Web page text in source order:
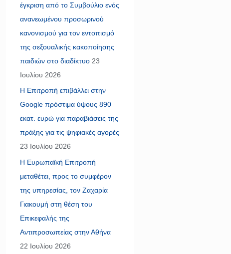
έγκριση από το Συμβούλιο ενός
ανανεωμένου προσωρινού
κανονισμού για τον εντοπισμό
της σεξουαλικής κακοποίησης
παιδιών στο διαδίκτυο 23
Ιουλίου 2026
Η Επιτροπή επιβάλλει στην
Google πρόστιμα ύψους 890
εκατ. ευρώ για παραβιάσεις της
πράξης για τις ψηφιακές αγορές
23 Ιουλίου 2026
Η Ευρωπαϊκή Επιτροπή
μεταθέτει, προς το συμφέρον
της υπηρεσίας, τον Ζαχαρία
Γιακουμή στη θέση του
Επικεφαλής της
Αντιπροσωπείας στην Αθήνα
22 Ιουλίου 2026